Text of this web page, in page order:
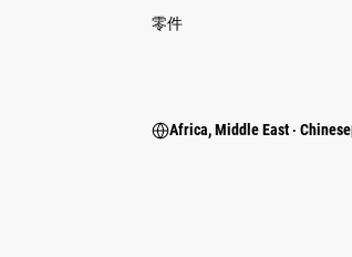
零件
Africa, Middle East ‧ Chinese